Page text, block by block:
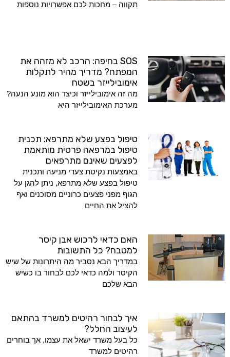
תקווה – מחכות לכם אפשרויות נוספות
SOS בחיפה: הרכב לא מזהה את
המפתח? מדריך מהיר לתקלות
אימובילייזר בשטח
מה זה אימובילייזר וכיצד הוא מונע הנעה?
מערכת האימובילייזר היא
טיפול בפצע שלא מתרפא: תכנית
טיפול במרפאה פרטית מותאמת
לפצעים שאינם מתרפאים
באמצעות נקיטת צעדי מניעה ותכנית
טיפול בפצע שלא מתרפא, ניתן להגן על
הגוף מפני פצעים כרוניים מסוכנים ואף
להציל את החיים
האם כדאי לרכוש אבן קיסר
למטבח? כל התשובות
במדריך הבא נסביר מה היתרונות של שיש
הקיסר ולמה כדאי לכם לבחור בו כשיש
הבא שלכם
איך לבחור רהיטים למשרד בהתאם
לעיצוב החלל?
כל בעל משרד ישאל את עצמו, אך בוחרים
רהיטים למשרד